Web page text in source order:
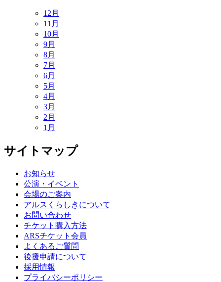
12月
11月
10月
9月
8月
7月
6月
5月
4月
3月
2月
1月
サイトマップ
お知らせ
公演・イベント
会場のご案内
アルスくらしきについて
お問い合わせ
チケット購入方法
ARSチケット会員
よくあるご質問
後援申請について
採用情報
プライバシーポリシー